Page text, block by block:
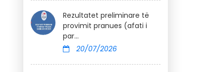
Rezultatet preliminare të
provimit pranues (afati i
par...
20/07/2026